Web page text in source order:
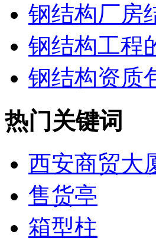
钢结构厂房
钢结构工程
钢结构资质
热门关键词
西安商贸大
售货亭
箱型柱